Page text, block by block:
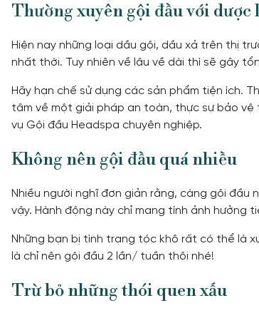
Thường xuyên gội đầu với
Hiện nay những loại dầu gội, dầu xả trên thị
nhất thời. Tuy nhiên về lâu về dài thì sẽ gây
Hãy hạn chế sử dụng các sản phẩm tiện ích.
tâm về một giải pháp an toàn, thực sự bảo
vụ Gội đầu Headspa chuyên nghiệp.
Không nên gội đầu quá nhiều
Nhiều người nghĩ đơn giản rằng, càng gội
vậy. Hành động này chỉ mang tính ảnh hưởng
Những bạn bị tình trạng tóc khô rất có thể là
là chỉ nên gội đầu 2 lần/ tuần thôi nhé!
Trừ bỏ những thói quen xấu